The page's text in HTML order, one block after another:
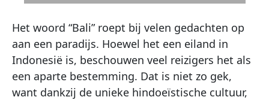
Het woord “Bali” roept bij velen gedachten op
aan een paradijs. Hoewel het een eiland in
Indonesië is, beschouwen veel reizigers het als
een aparte bestemming. Dat is niet zo gek,
want dankzij de unieke hindoeïstische cultuur,